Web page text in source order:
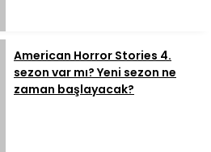
American Horror Stories 4.
sezon var mı? Yeni sezon ne
zaman başlayacak?